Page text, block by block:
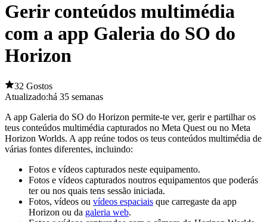
Gerir conteúdos multimédia
com a app Galeria do SO do
Horizon
32 Gostos
Atualizado:há 35 semanas
A app Galeria do SO do Horizon permite-te ver, gerir e partilhar os
teus conteúdos multimédia capturados no Meta Quest ou no Meta
Horizon Worlds. A app reúne todos os teus conteúdos multimédia de
várias fontes diferentes, incluindo:
Fotos e vídeos capturados neste equipamento.
Fotos e vídeos capturados noutros equipamentos que poderás
ter ou nos quais tens sessão iniciada.
Fotos, vídeos ou vídeos espaciais que carregaste da app
Horizon ou da galeria web.